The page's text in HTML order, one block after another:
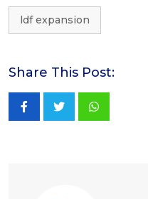
ldf expansion
Share This Post:
Whatsapp